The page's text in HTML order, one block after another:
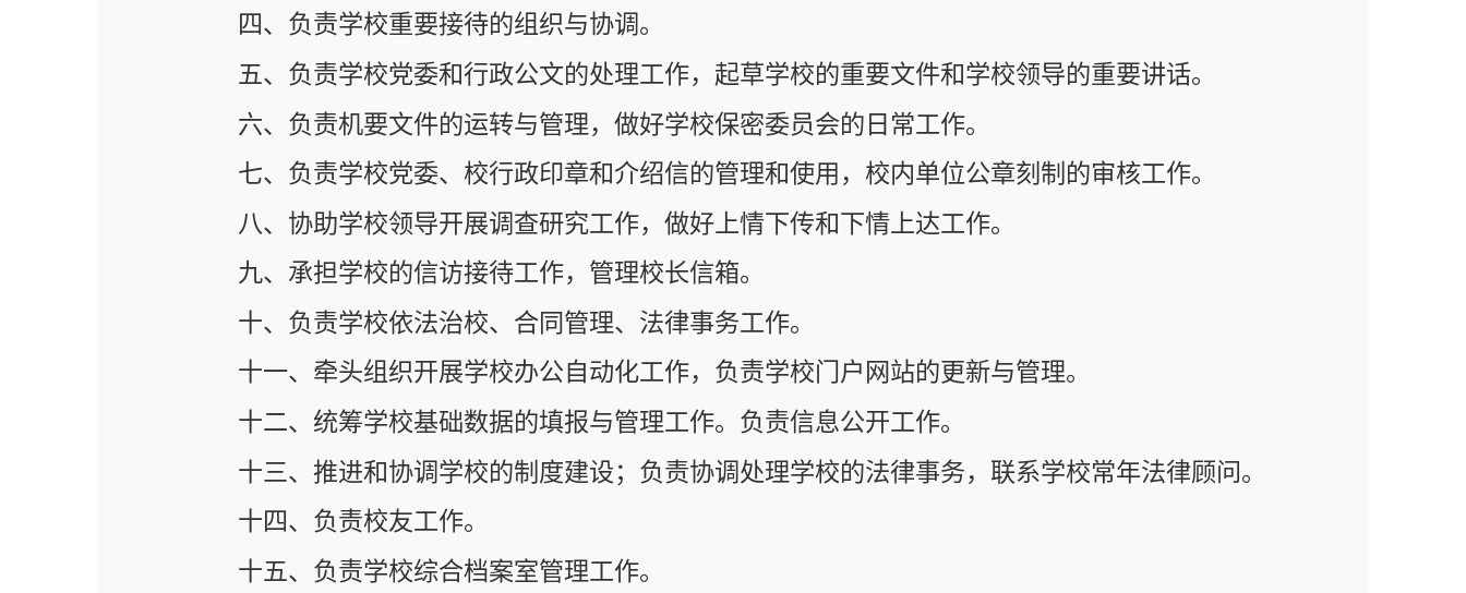
七、负责学校党委、校行政印章和介绍信的管理和使用，校内单位公章刻制的审核工作。
八、协助学校领导开展调查研究工作，做好上情下传和下情上达工作。
九、承担学校的信访接待工作，管理校长信箱。
十、负责学校依法治校、合同管理、法律事务工作。
十二、统筹学校基础数据的填报与管理工作。负责信息公开工作。
十三、推进和协调学校的制度建设；负责协调处理学校的法律事务，联系学校常年法律顾问。
十四、负责校友工作。
十五、负责学校综合档案室管理工作。
十六、上级单位和学校领导交办的其他工作。
版权所有 广州医科大学党委办公室